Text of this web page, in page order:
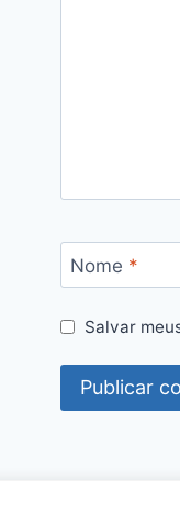
Nome *
Salvar